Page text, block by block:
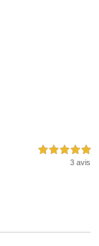
5,0 étoiles sur 5
3 avis